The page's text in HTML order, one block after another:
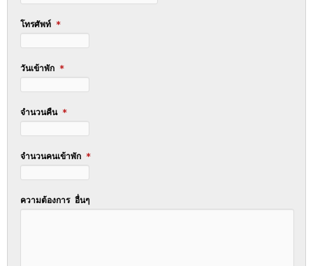
โทรศัพท์ *
วันเข้าพัก *
จำนวนคืน *
จำนวนคนเข้าพัก *
ความต้องการ อื่นๆ